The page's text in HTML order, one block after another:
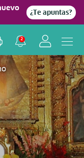
¿Te apuntas?
2